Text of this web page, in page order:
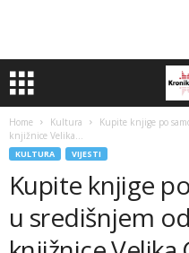
Home Kultura
Kupite knjige po
knjižnice Velika...
KULTURA VIJESTI
Kupite knjige
u središnjem